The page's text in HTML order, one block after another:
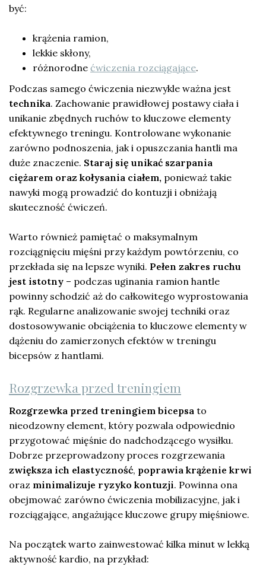
być:
krążenia ramion,
lekkie skłony,
różnorodne ćwiczenia rozciągające.
Podczas samego ćwiczenia niezwykle ważna jest
technika. Zachowanie prawidłowej postawy ciała i
unikanie zbędnych ruchów to kluczowe elementy
efektywnego treningu. Kontrolowane wykonanie
zarówno podnoszenia, jak i opuszczania hantli ma
duże znaczenie. Staraj się unikać szarpania
ciężarem oraz kołysania ciałem, ponieważ takie
nawyki mogą prowadzić do kontuzji i obniżają
skuteczność ćwiczeń.
Warto również pamiętać o maksymalnym
rozciągnięciu mięśni przy każdym powtórzeniu, co
przekłada się na lepsze wyniki. Pełen zakres ruchu
jest istotny – podczas uginania ramion hantle
powinny schodzić aż do całkowitego wyprostowania
rąk. Regularne analizowanie swojej techniki oraz
dostosowywanie obciążenia to kluczowe elementy w
dążeniu do zamierzonych efektów w treningu
bicepsów z hantlami.
Rozgrzewka przed treningiem
Rozgrzewka przed treningiem bicepsa to
nieodzowny element, który pozwala odpowiednio
przygotować mięśnie do nadchodzącego wysiłku.
Dobrze przeprowadzony proces rozgrzewania
zwiększa ich elastyczność, poprawia krążenie krwi
oraz minimalizuje ryzyko kontuzji. Powinna ona
obejmować zarówno ćwiczenia mobilizacyjne, jak i
rozciągające, angażujące kluczowe grupy mięśniowe.
Na początek warto zainwestować kilka minut w lekką
aktywność kardio, na przykład: